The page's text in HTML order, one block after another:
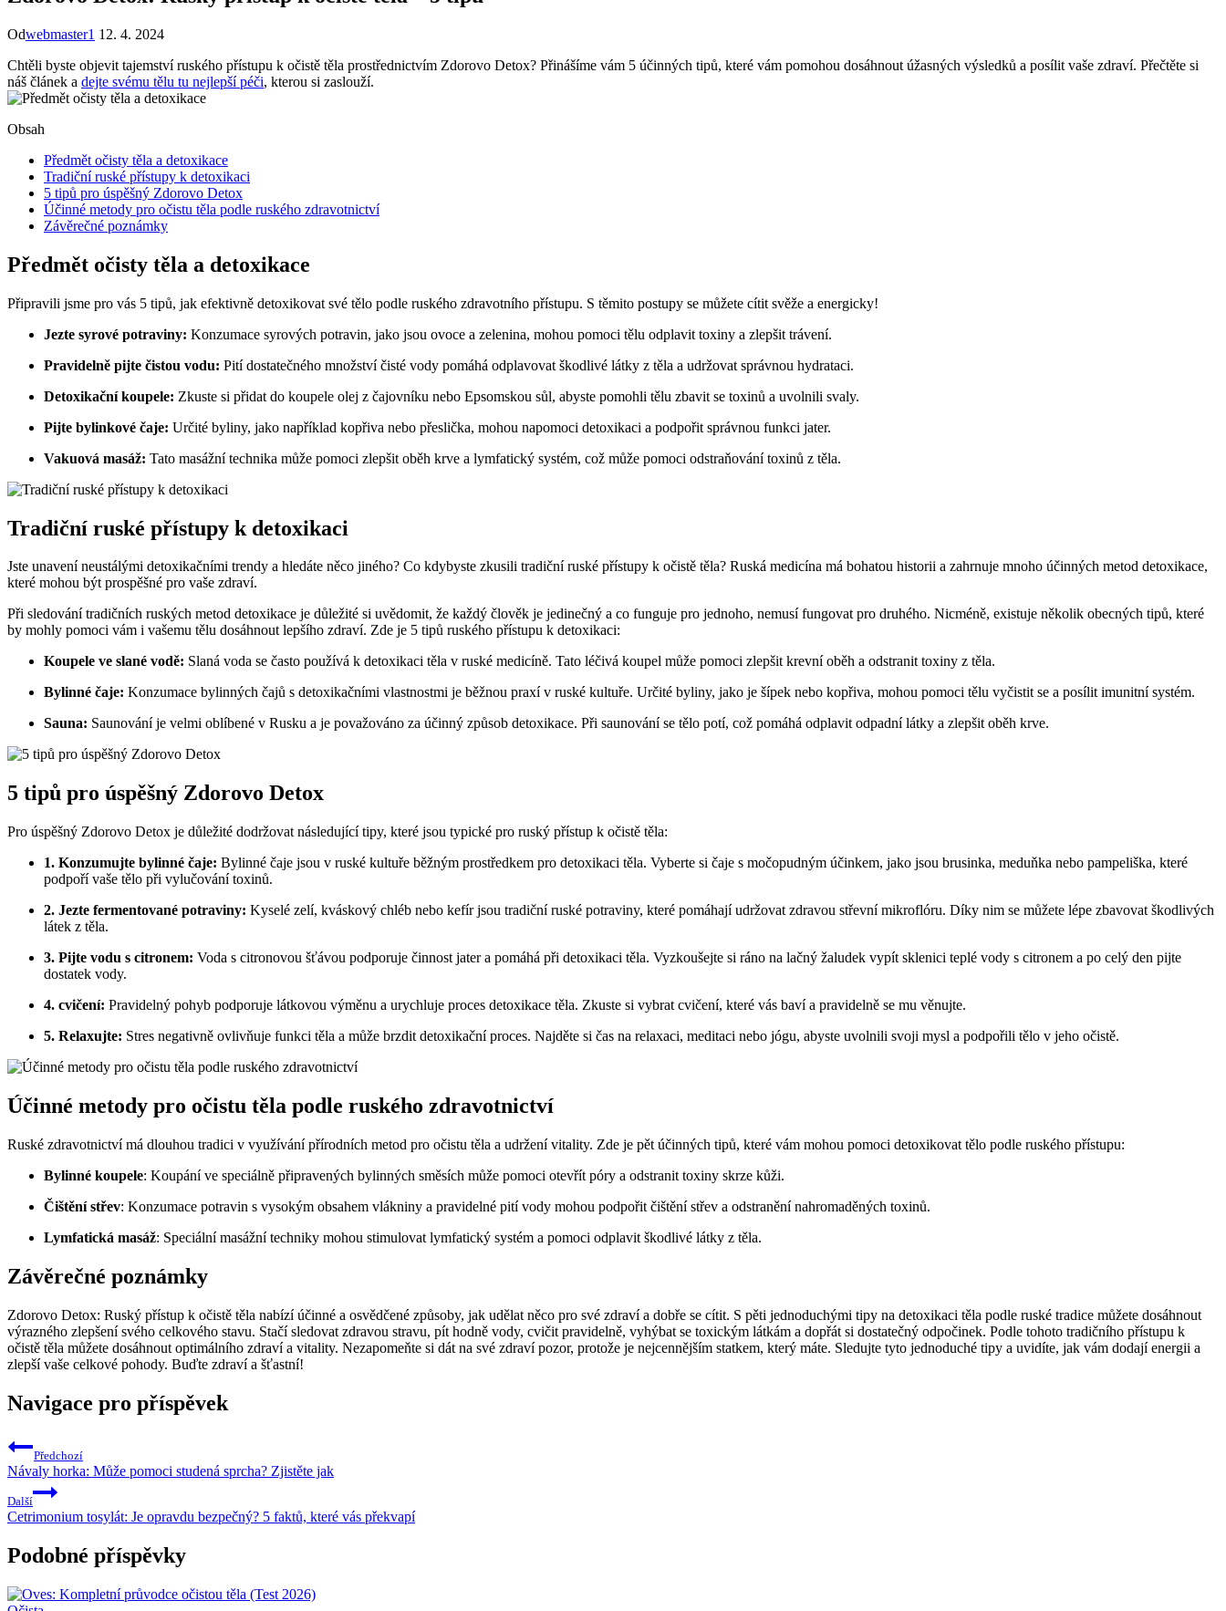
Odwebmaster1 12. 4. 2024
Chtěli byste objevit tajemství ruského přístupu k očistě těla prostřednictvím Zdorovo Detox? Přinášíme vám 5 účinných tipů, které vám pomohou dosáhnout úžasných výsledků a posílit vaše zdraví. Přečtěte si
náš článek a dejte svému tělu tu nejlepší péči, kterou si zaslouží.
Obsah
Předmět očisty těla a detoxikace
Tradiční ruské přístupy k detoxikaci
5 tipů pro úspěšný Zdorovo Detox
Účinné metody pro očistu těla podle ruského zdravotnictví
Závěrečné poznámky
Předmět očisty těla a detoxikace
Připravili jsme pro vás 5 tipů, jak efektivně detoxikovat své tělo podle ruského zdravotního přístupu. S těmito postupy se můžete cítit svěže a energicky!
Jezte syrové potraviny: Konzumace syrových potravin, jako jsou ovoce a zelenina, mohou pomoci tělu odplavit toxiny a zlepšit trávení.
Pravidelně pijte čistou vodu: Pití dostatečného množství čisté vody pomáhá odplavovat škodlivé látky z těla a udržovat správnou hydrataci.
Detoxikační koupele: Zkuste si přidat do koupele olej z čajovníku nebo Epsomskou sůl, abyste pomohli tělu zbavit se toxinů a uvolnili svaly.
Pijte bylinkové čaje: Určité byliny, jako například kopřiva nebo přeslička, mohou napomoci detoxikaci a podpořit správnou funkci jater.
Vakuová masáž: Tato masážní technika může pomoci zlepšit oběh krve a lymfatický systém, což může pomoci odstraňování toxinů z těla.
Tradiční ruské přístupy k detoxikaci
Jste unavení neustálými detoxikačními trendy a hledáte něco jiného? Co kdybyste zkusili tradiční ruské přístupy k očistě těla? Ruská medicína má bohatou historii a zahrnuje mnoho účinných metod detoxikace,
které mohou být prospěšné pro vaše zdraví.
Při sledování tradičních ruských metod detoxikace je důležité si uvědomit, že každý člověk je jedinečný a co funguje pro jednoho, nemusí fungovat pro druhého. Nicméně, existuje několik obecných tipů, které
by mohly pomoci vám i vašemu tělu dosáhnout lepšího zdraví. Zde je 5 tipů ruského přístupu k detoxikaci:
Koupele ve slané vodě: Slaná voda se často používá k detoxikaci těla v ruské medicíně. Tato léčivá koupel může pomoci zlepšit krevní oběh a odstranit toxiny z těla.
Bylinné čaje: Konzumace bylinných čajů s detoxikačními vlastnostmi je běžnou praxí v ruské kultuře. Určité byliny, jako je šípek nebo kopřiva, mohou pomoci tělu vyčistit se a posílit imunitní systém.
Sauna: Saunování je velmi oblíbené v Rusku a je považováno za účinný způsob detoxikace. Při saunování se tělo potí, což pomáhá odplavit odpadní látky a zlepšit oběh krve.
5 tipů pro úspěšný Zdorovo Detox
Pro úspěšný Zdorovo Detox je důležité dodržovat následující tipy, které jsou typické pro ruský přístup k očistě těla:
1. Konzumujte bylinné čaje: Bylinné čaje jsou v ruské kultuře běžným prostředkem pro detoxikaci těla. Vyberte si čaje s močopudným účinkem, jako jsou brusinka, meduňka nebo pampeliška, které
podpoří vaše tělo při vylučování toxinů.
2. Jezte fermentované potraviny: Kyselé zelí, kváskový chléb nebo kefír jsou tradiční ruské potraviny, které pomáhají udržovat zdravou střevní mikroflóru. Díky nim se můžete lépe zbavovat škodlivých
látek z těla.
3. Pijte vodu s citronem: Voda s citronovou šťávou podporuje činnost jater a pomáhá při detoxikaci těla. Vyzkoušejte si ráno na lačný žaludek vypít sklenici teplé vody s citronem a po celý den pijte
dostatek vody.
4. cvičení: Pravidelný pohyb podporuje látkovou výměnu a urychluje proces detoxikace těla. Zkuste si vybrat cvičení, které vás baví a pravidelně se mu věnujte.
5. Relaxujte: Stres negativně ovlivňuje funkci těla a může brzdit detoxikační proces. Najděte si čas na relaxaci, meditaci nebo jógu, abyste uvolnili svoji mysl a podpořili tělo v jeho očistě.
Účinné metody pro očistu těla podle ruského zdravotnictví
Ruské zdravotnictví má dlouhou tradici v využívání přírodních metod pro očistu těla a udržení vitality. Zde je pět účinných tipů, které vám mohou pomoci detoxikovat tělo podle ruského přístupu:
Bylinné koupele: Koupání ve speciálně připravených bylinných směsích může pomoci otevřít póry a odstranit toxiny skrze kůži.
Čištění střev: Konzumace potravin s vysokým obsahem vlákniny a pravidelné pití vody mohou podpořit čištění střev a odstranění nahromaděných toxinů.
Lymfatická masáž: Speciální masážní techniky mohou stimulovat lymfatický systém a pomoci odplavit škodlivé látky z těla.
Závěrečné poznámky
Zdorovo Detox: Ruský přístup k očistě těla nabízí účinné a osvědčené způsoby, jak udělat něco pro své zdraví a dobře se cítit. S pěti jednoduchými tipy na detoxikaci těla podle ruské tradice můžete dosáhnout
výrazného zlepšení svého celkového stavu. Stačí sledovat zdravou stravu, pít hodně vody, cvičit pravidelně, vyhýbat se toxickým látkám a dopřát si dostatečný odpočinek. Podle tohoto tradičního přístupu k
očistě těla můžete dosáhnout optimálního zdraví a vitality. Nezapomeňte si dát na své zdraví pozor, protože je nejcennějším statkem, který máte. Sledujte tyto jednoduché tipy a uvidíte, jak vám dodají energii a
zlepší vaše celkové pohody. Buďte zdraví a šťastní!
Navigace pro příspěvek
Předchozí
Návaly horka: Může pomoci studená sprcha? Zjistěte jak
Další
Cetrimonium tosylát: Je opravdu bezpečný? 5 faktů, které vás překvapí
Podobné příspěvky